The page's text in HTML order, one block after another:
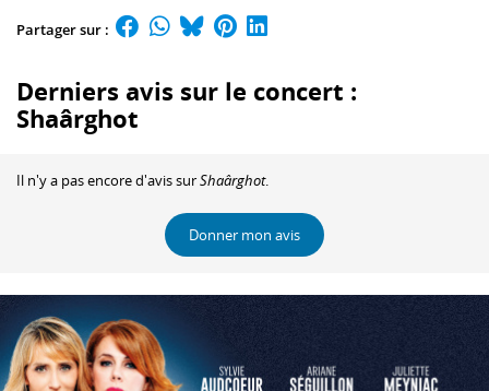
Partager sur :
Derniers avis sur le concert :
Shaârghot
Il n'y a pas encore d'avis surShaârghot.
Donner mon avis